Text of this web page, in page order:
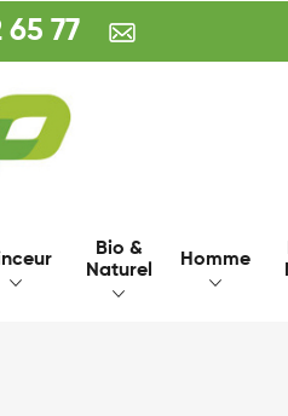
65 77
Bio &
Naturel
Homme